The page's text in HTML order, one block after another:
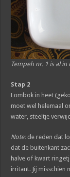
Tempeh nr. 1 is al
Stap 2
Lombok in heet
moet wel helemaal
water, steeltje
Note:de reden dat
dat de buitenkant
halve of kwart
irritant. Jij misschien